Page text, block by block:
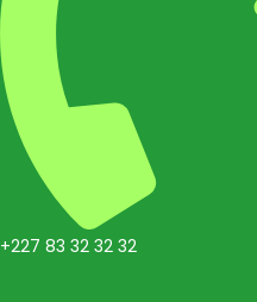
+227 83 32 32 32